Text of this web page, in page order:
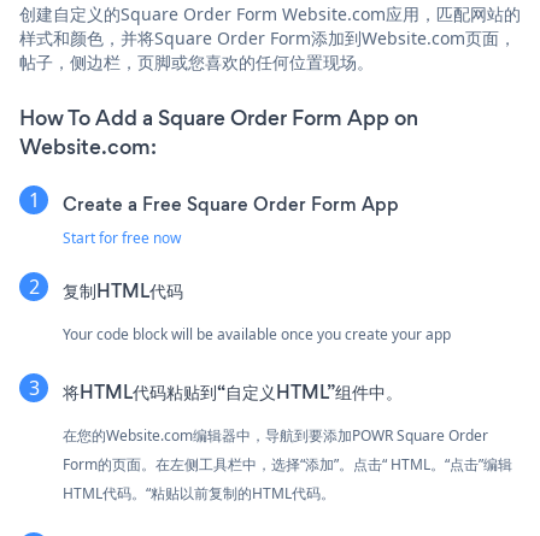
创建自定义的Square Order Form Website.com应用，匹配网站的
样式和颜色，并将Square Order Form添加到Website.com页面，
帖子，侧边栏，页脚或您喜欢的任何位置现场。
How To Add a Square Order Form App on
Website.com:
Create a Free Square Order Form App
Start for free now
复制HTML代码
Your code block will be available once you create your app
将HTML代码粘贴到“自定义HTML”组件中。
在您的Website.com编辑器中，导航到要添加POWR Square Order
Form的页面。在左侧工具栏中，选择“添加”。点击“ HTML。“点击”编辑
HTML代码。“粘贴以前复制的HTML代码。